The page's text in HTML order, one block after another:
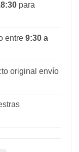
para
entre 9:30 a
original envío